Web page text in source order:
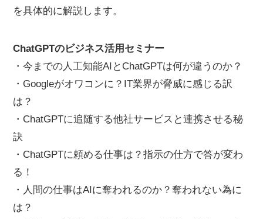
を具体的に解説します。
ChatGPTのビジネス活用セミナー
・今までの人工知能AIとChatGPTは何が違うのか？
・Googleがオワコンに？IT業界が脅威に感じる訳
は？
・ChatGPTに追随する他社サービスと連携させる秘
訣
・ChatGPTに頼める仕事は？指示の仕方で答が変わ
る！
・人間の仕事はAIに奪われるのか？奪われない為に
は？